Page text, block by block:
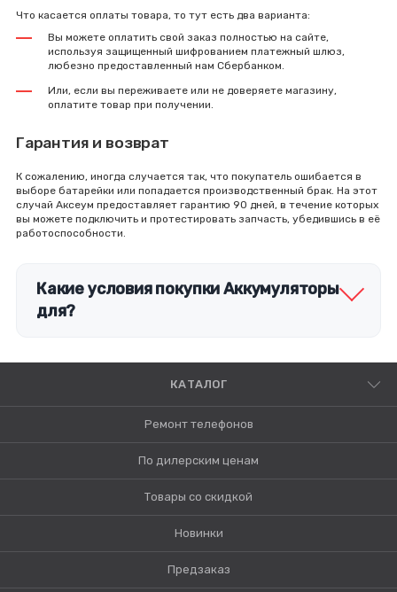
Что касается оплаты товара, то тут есть два варианта:
Вы можете оплатить свой заказ полностью на сайте,
используя защищенный шифрованием платежный шлюз,
любезно предоставленный нам Сбербанком.
Или, если вы переживаете или не доверяете магазину,
оплатите товар при получении.
Гарантия и возврат
К сожалению, иногда случается так, что покупатель ошибается в
выборе батарейки или попадается производственный брак. На этот
случай Аксеум предоставляет гарантию 90 дней, в течение которых
вы можете подключить и протестировать запчасть, убедившись в её
работоспособности.
Какие условия покупки Аккумуляторы
для?
КАТАЛОГ
Ремонт телефонов
По дилерским ценам
Товары со скидкой
Новинки
Предзаказ